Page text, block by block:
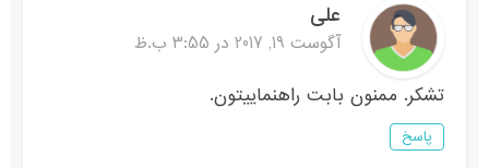
علی
آگوست 19, 2017 در 3:55 ب.ظ
تشکر. ممنون بابت راهنماییتون.
پاسخ